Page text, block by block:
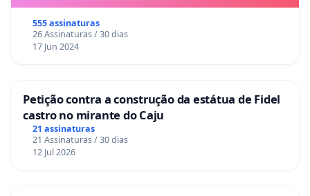
555 assinaturas
26 Assinaturas / 30 dias
17 Jun 2024
Petição contra a construção da estátua de Fidel
castro no mirante do Caju
21 assinaturas
21 Assinaturas / 30 dias
12 Jul 2026